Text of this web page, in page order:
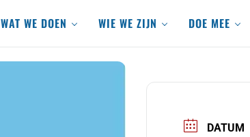
WAT WE DOEN WIE WE ZIJN DOE MEE
DATUM